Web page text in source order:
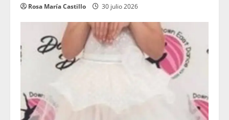
Rosa María Castillo 30 julio 2026